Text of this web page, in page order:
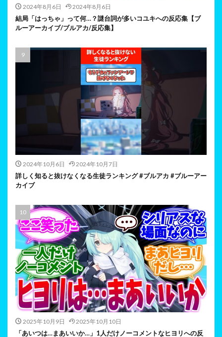
2024年8月6日 2024年8月6日
結局「はっちゃ」って何…？謎台詞が多いコユキへの反応集【ブ
ルーアーカイブ/ブルアカ/反応集】
2024年10月6日 2024年10月7日
詳しく知ると抜けなくなる生徒ランキング #ブルアカ #ブルーアー
カイブ
2025年10月9日 2025年10月10日
「あいつは…まあいいか…」1人だけノーコメントなヒヨリへの反